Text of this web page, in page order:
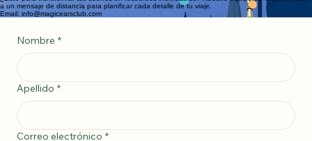
Hablemos de tu próxima aventura mágica
¿Listo para transformar tus sueños en recuerdos inolvidables? Nuestro equipo de expertos está
Nombre *
Apellido *